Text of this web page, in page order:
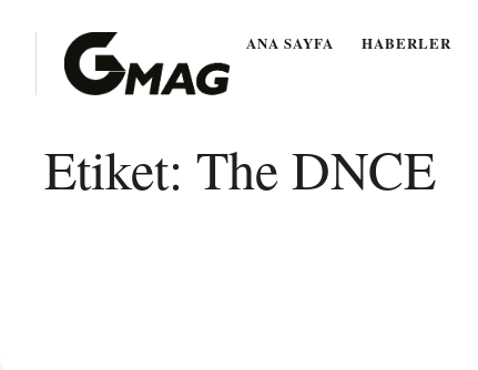
ANA SAYFA HABERLER
Etiket: The DNCE